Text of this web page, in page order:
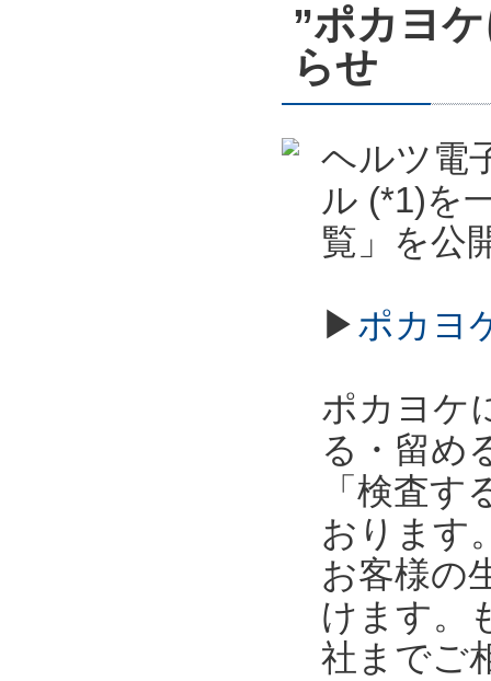
”ポカヨ
らせ
ヘルツ電
ル (*1)を
覧」を公
▶ポカヨ
ポカヨケ
る・留め
「検査
おります
お客様の
けます。
社までご